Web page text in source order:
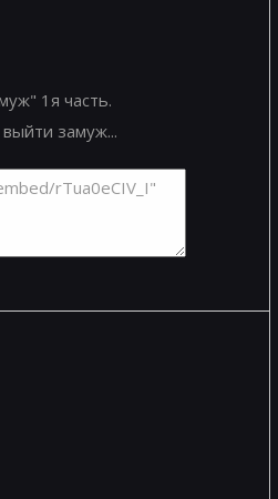
1я часть.
замуж...